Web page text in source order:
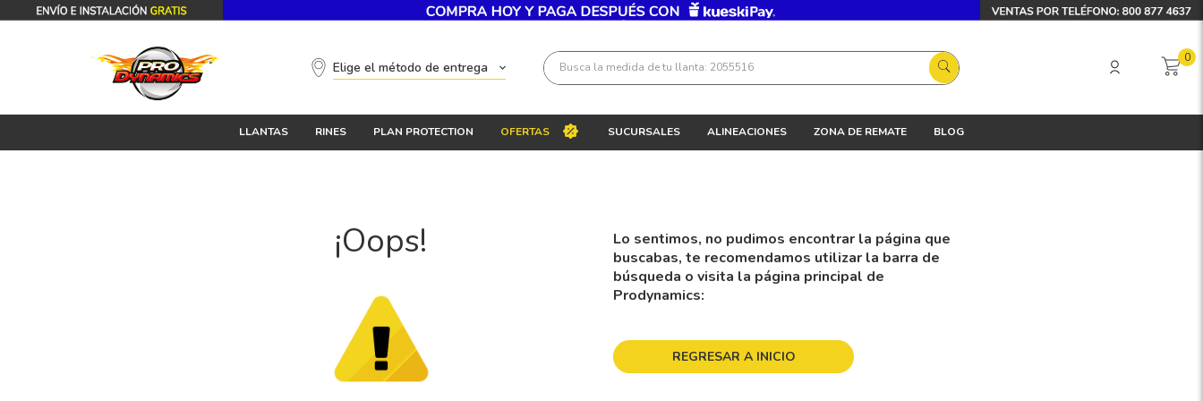
Elige el método de entrega Busca la medida de tu llanta: 2055516 0
LLANTAS RINES PLAN PROTECTION OFERTAS SUCURSALES ALINEACIONES ZONA DE REMATE BLOG
¡Oops!
Lo sentimos, no pudimos encontrar la página que
buscabas, te recomendamos utilizar la barra de
búsqueda o visita la página principal de
Prodynamics:
REGRESAR A INICIO
Términos más buscados